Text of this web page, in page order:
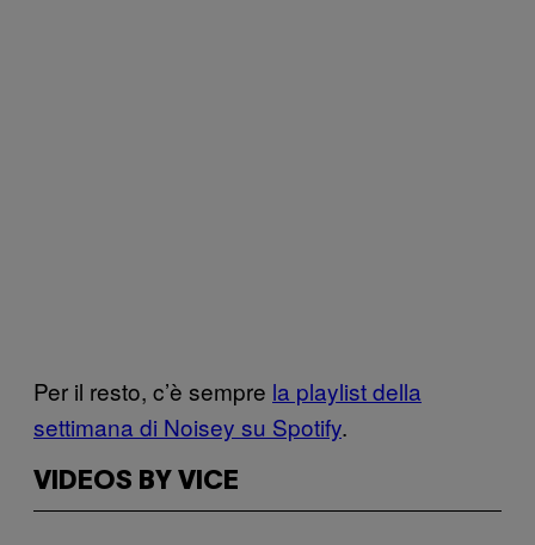
Per il resto, c’è sempre la playlist della
settimana di Noisey su Spotify.
VIDEOS BY VICE